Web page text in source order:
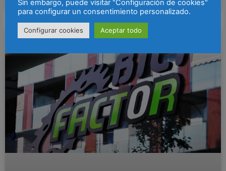
Sin embargo, puede visitar "Configuración de cookies"
para configurar un consentimiento personalizado.
Configurar cookies Aceptar todo